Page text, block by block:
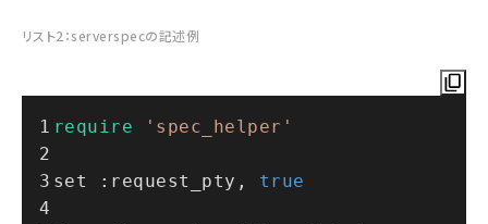
リスト2：serverspecの記述例
require 'spec_helper'
set :request_pty, true